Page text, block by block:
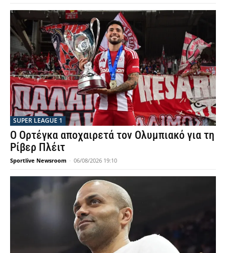
SUPER LEAGUE 1
Ο Ορτέγκα αποχαιρετά τον Ολυμπιακό για τη
Ρίβερ Πλέιτ
Sportlive Newsroom - 06/08/2026 19:10